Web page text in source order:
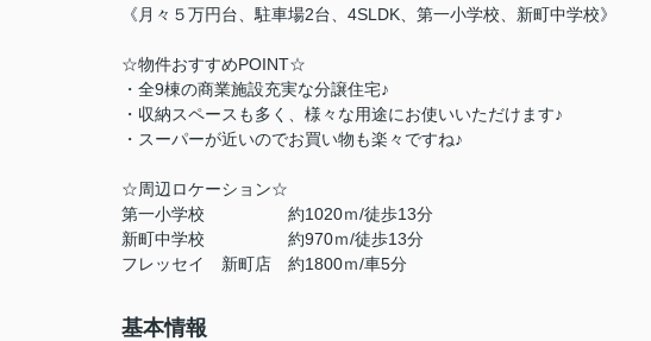
《月々５万円台、駐車場2台、4SLDK、第一小学校、新町中学校》
☆物件おすすめPOINT☆
・全9棟の商業施設充実な分譲住宅♪
・収納スペースも多く、様々な用途にお使いいただけます♪
・スーパーが近いのでお買い物も楽々ですね♪
☆周辺ロケーション☆
第一小学校 約1020ｍ/徒歩13分
新町中学校 約970ｍ/徒歩13分
フレッセイ 新町店 約1800ｍ/車5分
基本情報